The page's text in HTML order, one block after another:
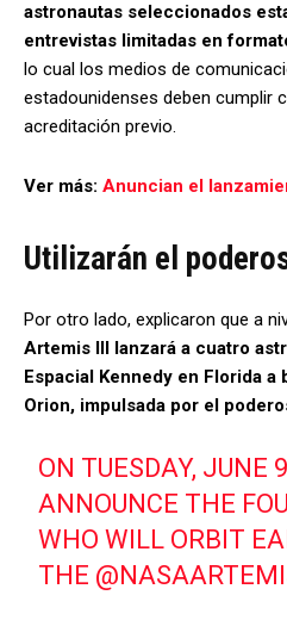
astronautas seleccionados
entrevistas limitadas en
lo cual los medios de
estadounidenses deben cumplir
acreditación previo.
Ver más: Anuncian el
Utilizarán el
Por otro lado, explicaron que a
Artemis III lanzará a cuatro
Espacial Kennedy en Florida a
Orion, impulsada por el
ON TUESDAY, JUNE
ANNOUNCE THE
WHO WILL ORBIT
THE